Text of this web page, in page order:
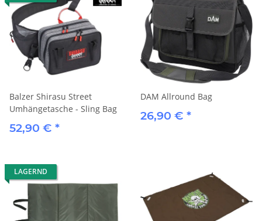
Balzer Shirasu Street
Umhängetasche - Sling Bag
52,90 € *
DAM Allround Bag
26,90 € *
LAGERND